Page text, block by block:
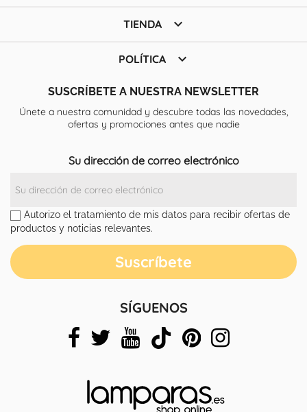
TIENDA 
POLÍTICA 
SUSCRÍBETE A NUESTRA NEWSLETTER
Únete a nuestra comunidad y descubre todas las novedades,
ofertas y promociones antes que nadie
Su dirección de correo electrónico
Autorizo el tratamiento de mis datos para recibir ofertas de
productos y noticias relevantes.
SÍGUENOS